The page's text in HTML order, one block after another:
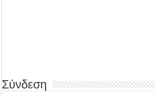
Σύνδεση